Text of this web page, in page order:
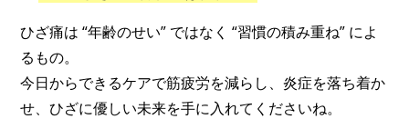
ひざ痛は “年齢のせい” ではなく “習慣の積み重ね” によ
るもの。
今日からできるケアで筋疲労を減らし、炎症を落ち着か
せ、ひざに優しい未来を手に入れてくださいね。